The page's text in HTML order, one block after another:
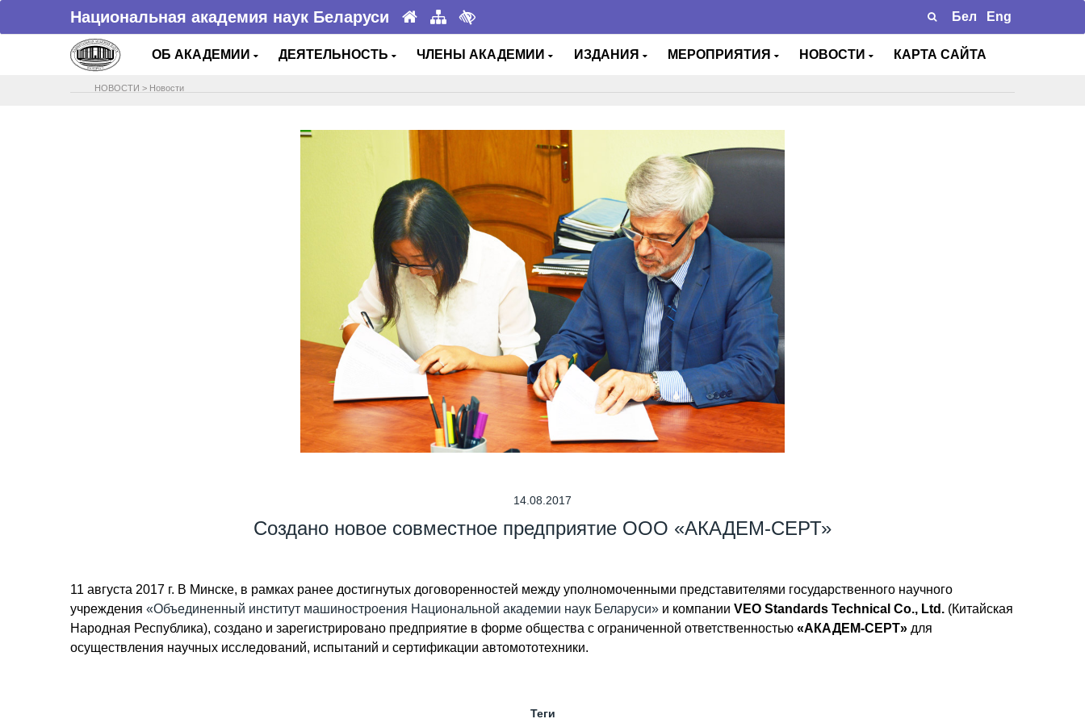
Национальная академия наук Беларуси Бел Eng
ОБ АКАДЕМИИ ДЕЯТЕЛЬНОСТЬ ЧЛЕНЫ АКАДЕМИИ ИЗДАНИЯ МЕРОПРИЯТИЯ НОВОСТИ КАРТА САЙТА
НОВОСТИ > Новости
14.08.2017
Создано новое совместное предприятие ООО «АКАДЕМ-СЕРТ»
11 августа 2017 г. В Минске, в рамках ранее достигнутых договоренностей между уполномоченными представителями государственного научного
учреждения «Объединенный институт машиностроения Национальной академии наук Беларуси» и компании VEO Standards Technical Co., Ltd. (Китайская
Народная Республика), создано и зарегистрировано предприятие в форме общества с ограниченной ответственностью «АКАДЕМ-СЕРТ» для
осуществления научных исследований, испытаний и сертификации автомототехники.
Теги